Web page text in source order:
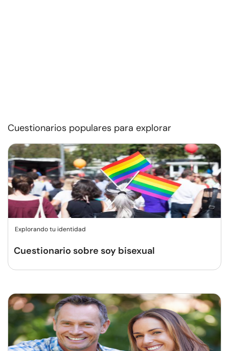
Cuestionarios populares para explorar
Explorando tu identidad
Cuestionario sobre soy bisexual